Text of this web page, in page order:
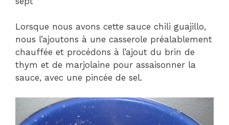
Lorsque nous avons cette sauce chili guajillo,
nous l’ajoutons à une casserole préalablement
chauffée et procédons à l’ajout du brin de
thym et de marjolaine pour assaisonner la
sauce, avec une pincée de sel.